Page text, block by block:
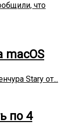
что
macOS
Stary от...
по 4